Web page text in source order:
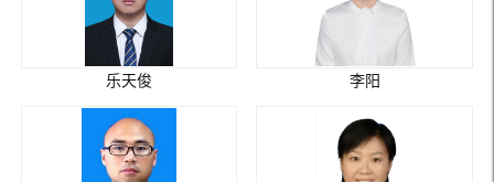
乐天俊 李阳